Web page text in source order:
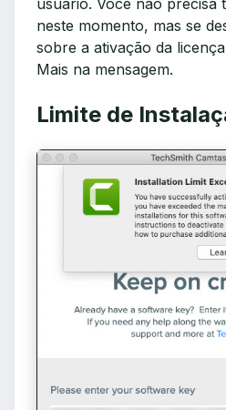
neste momento, mas se
sobre a ativação da
Mais na mensagem.
Limite de